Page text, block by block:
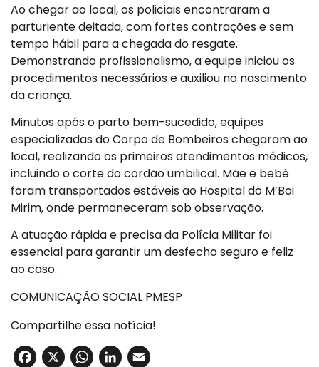
Ao chegar ao local, os policiais encontraram a
parturiente deitada, com fortes contrações e sem
tempo hábil para a chegada do resgate.
Demonstrando profissionalismo, a equipe iniciou os
procedimentos necessários e auxiliou no nascimento
da criança.
Minutos após o parto bem-sucedido, equipes
especializadas do Corpo de Bombeiros chegaram ao
local, realizando os primeiros atendimentos médicos,
incluindo o corte do cordão umbilical. Mãe e bebê
foram transportados estáveis ao Hospital do M’Boi
Mirim, onde permaneceram sob observação.
A atuação rápida e precisa da Polícia Militar foi
essencial para garantir um desfecho seguro e feliz
ao caso.
COMUNICAÇÃO SOCIAL PMESP
Compartilhe essa notícia!
Facebook
X WhatsApp
LinkedIn